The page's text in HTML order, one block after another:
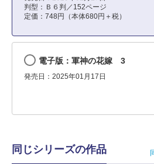
判型：Ｂ６判／152ページ
定価：748円（本体680円＋税）
電子版：軍神の花嫁 3
発売日：2025年01月17日
同じシリーズの作品